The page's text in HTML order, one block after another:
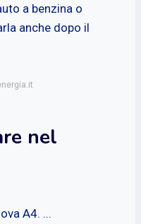
a benzina o
anche dopo il
nel
A4. ...